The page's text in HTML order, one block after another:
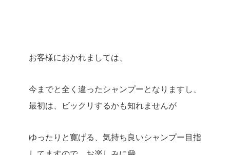
お客様におかれましては、
今までと全く違ったシャンプーとなりますし、
最初は、ビックリするかも知れませんが
ゆったりと寛げる、気持ち良いシャンプー目指